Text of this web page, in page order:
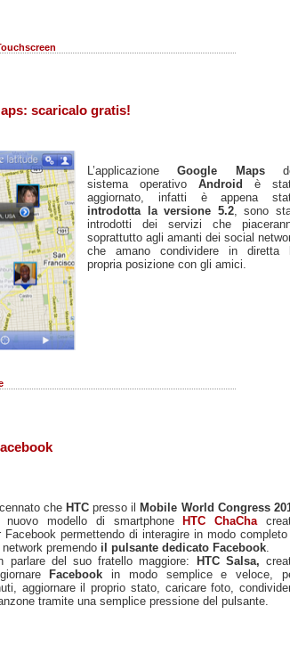
scaricalo gratis!
L’applicazioneGoogle Maps
sistema operativo Android è
aggiornato, infatti è appena
introdotta la versione 5.2, sono
introdotti dei servizi che
soprattutto agli amanti dei social
che amano condividere in diretta
propria posizione con gli amici.
che HTCpresso il
Mobile World Congress
nuovo modello di smartphone
HTC ChaCha
Facebook permettendo di interagire in modo
premendo il pulsante dedicato Facebook
parlare del suo fratello maggiore:
HTC Salsa,
Facebookin modo semplice e veloce,
aggiornare il proprio stato, caricare foto,
tramite una semplice pressione del pulsante.